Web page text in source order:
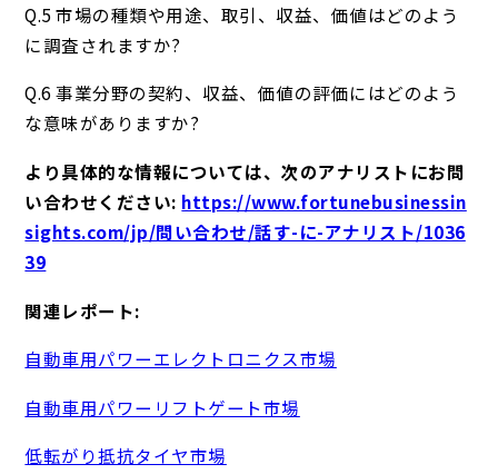
Q.5 市場の種類や用途、取引、収益、価値はどのよう
に調査されますか?
Q.6 事業分野の契約、収益、価値の評価にはどのよう
な意味がありますか?
より具体的な情報については、次のアナリストにお問
い合わせください: https://www.fortunebusinessin
sights.com/jp/問い合わせ/話す-に-アナリスト/1036
39
関連レポート:
自動車用パワーエレクトロニクス市場
自動車用パワーリフトゲート市場
低転がり抵抗タイヤ市場